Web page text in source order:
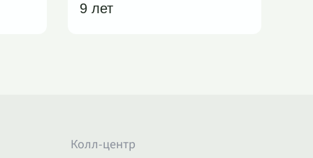
9 лет
Колл-центр